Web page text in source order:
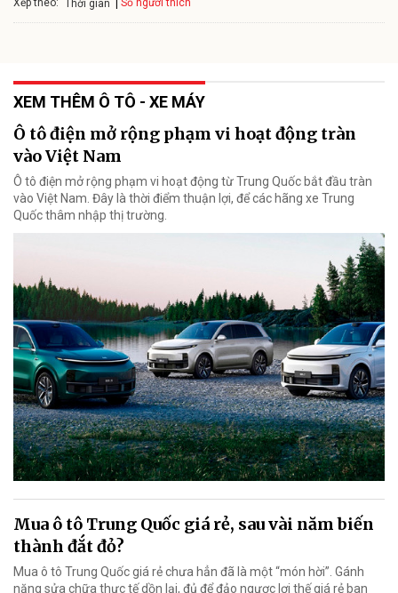
Xếp theo: Thời gian Số người thích
XEM THÊM Ô TÔ - XE MÁY
Ô tô điện mở rộng phạm vi hoạt động tràn
vào Việt Nam
Ô tô điện mở rộng phạm vi hoạt động từ Trung Quốc bắt đầu tràn
vào Việt Nam. Đây là thời điểm thuận lợi, để các hãng xe Trung
Quốc thâm nhập thị trường.
Mua ô tô Trung Quốc giá rẻ, sau vài năm biến
thành đắt đỏ?
Mua ô tô Trung Quốc giá rẻ chưa hẳn đã là một “món hời”. Gánh
nặng sửa chữa thực tế dồn lại, đủ để đảo ngược lợi thế giá rẻ ban